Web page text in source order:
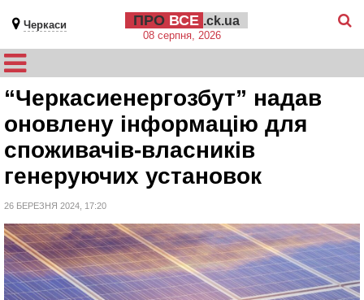
Черкаси ПРО ВСЕ .ck.ua
08 серпня, 2026
“Черкасиенергозбут” надав
оновлену інформацію для
споживачів-власників
генеруючих установок
26 БЕРЕЗНЯ 2024, 17:20